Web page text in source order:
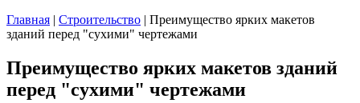
Вы здесь
Главная | Строительство | Преимущество ярких макетов
зданий перед "сухими" чертежами
Преимущество ярких макетов зданий
перед "сухими" чертежами